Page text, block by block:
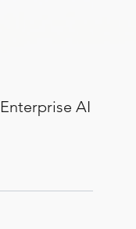
Enterprise AI